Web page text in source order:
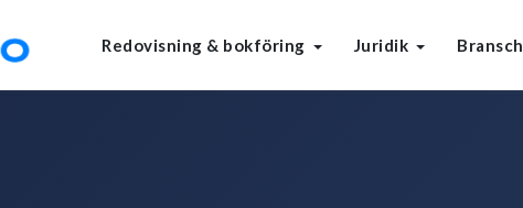
Redovisning & bokföring Juridik Bransch